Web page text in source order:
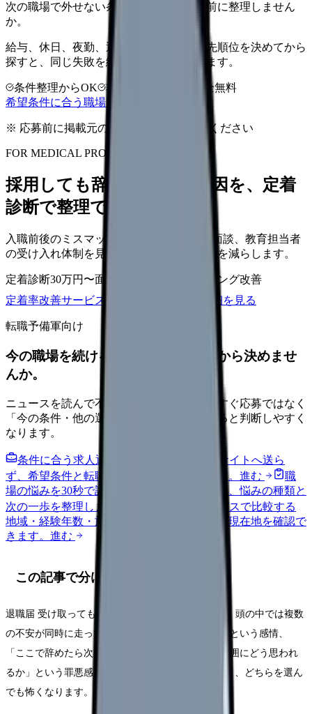
次の職場で外せない条件を、求人を見る前に整理しません
か。
給与、休日、夜勤、通勤、人間関係。優先順位を決めてから
探すと、同じ失敗を繰り返しにくくなります。
条件整理からOK 非公開求人あり
完全無料
希望条件に合う職場を相談する
※ 応募前に掲載元の最新情報を確認してください
FOR MEDICAL PROVIDERS
採用しても辞めてしまう原因を、定着
診断で整理できます
入職前後のミスマッチ、初月面談、3ヶ月面談、教育担当者
の受け入れ体制を見直し、早期離職の再発を減らします。
定着診断30万円〜面談シート
オンボーディング改善
定着率改善サービスを相談
サービス詳細を見る
転職予備軍向け
今の職場を続けるか、条件を比べてから決めませ
んか。
ニュースを読んで不安が強くなった時は、すぐ応募ではなく
「今の条件・他の選択肢・相談先」を分けると判断しやすく
なります。
条件に合う求人通知を受け取る
外部転職サイトへ送ら
ず、希望条件と転職時期を自社で預かります。 進む
職
場の悩みを30秒で診断
辞めるべきか迷う前に、悩みの種類と
次の一歩を整理します。
給料コンパスで比較する
地域・経験年数・施設形態から、今の給料の現在地を確認で
きます。 進む
この記事で分けて考えること
退職届 受け取ってもらえない 看護師で検索する時、頭の中では複数
の不安が同時に走っています。例えば「もう無理」という感情、
「ここで辞めたら次に困るかも」という不安、「周囲にどう思われ
るか」という罪悪感です。この3つを一緒に考えると、どちらを選ん
でも怖くなります。